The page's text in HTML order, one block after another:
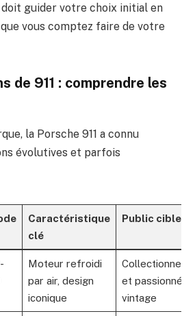
guider votre choix initial en
vous comptez faire de votre
de 911 : comprendre les
la Porsche 911 a connu
évolutives et parfois
Caractéristique
clé
Public cible
Moteur refroidi
par air, design
iconique
et passionnés
vintage